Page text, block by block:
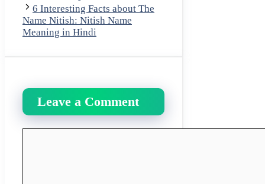
6 Interesting Facts about The
Name Nitish: Nitish Name
Meaning in Hindi
Leave a Comment